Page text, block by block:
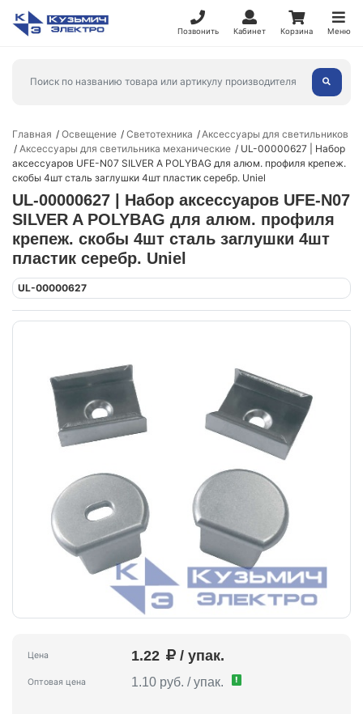
Позвонить Кабинет Корзина Меню
Главная Освещение Светотехника
Аксессуары для светильников
Аксессуары для светильника механические
UL-00000627 | Набор
аксессуаров UFE-N07 SILVER A POLYBAG для алюм. профиля крепеж.
скобы 4шт сталь заглушки 4шт пластик серебр. Uniel
UL-00000627 | Набор аксессуаров UFE-N07
SILVER A POLYBAG для алюм. профиля
крепеж. скобы 4шт сталь заглушки 4шт
пластик серебр. Uniel
UL-00000627
Цена 1.22 / упак.
Оптовая цена 1.10 руб. / упак. !